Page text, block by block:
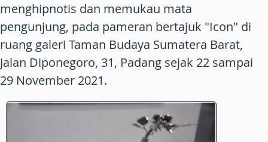
menghipnotis dan memukau mata
pengunjung, pada pameran bertajuk "Icon" di
ruang galeri Taman Budaya Sumatera Barat,
Jalan Diponegoro, 31, Padang sejak 22 sampai
29 November 2021.